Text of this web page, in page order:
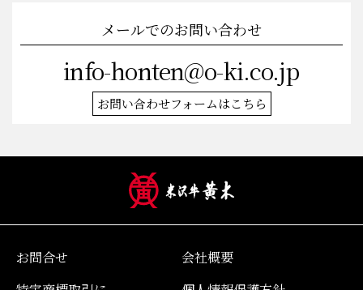
メールでのお問い合わせ
info-honten@o-ki.co.jp
お問い合わせフォームはこちら
お問合せ
会社概要